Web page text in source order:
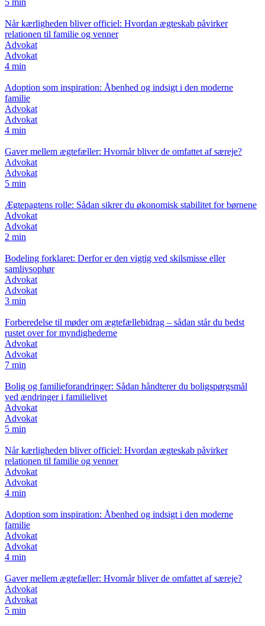
5 min
Når kærligheden bliver officiel: Hvordan ægteskab påvirker
relationen til familie og venner
Advokat
Advokat
4 min
Adoption som inspiration: Åbenhed og indsigt i den moderne
familie
Advokat
Advokat
4 min
Gaver mellem ægtefæller: Hvornår bliver de omfattet af særeje?
Advokat
Advokat
5 min
Ægtepagtens rolle: Sådan sikrer du økonomisk stabilitet for børnene
Advokat
Advokat
2 min
Bodeling forklaret: Derfor er den vigtig ved skilsmisse eller
samlivsophør
Advokat
Advokat
3 min
Forberedelse til møder om ægtefællebidrag – sådan står du bedst
rustet over for myndighederne
Advokat
Advokat
7 min
Bolig og familieforandringer: Sådan håndterer du boligspørgsmål
ved ændringer i familielivet
Advokat
Advokat
5 min
Når kærligheden bliver officiel: Hvordan ægteskab påvirker
relationen til familie og venner
Advokat
Advokat
4 min
Adoption som inspiration: Åbenhed og indsigt i den moderne
familie
Advokat
Advokat
4 min
Gaver mellem ægtefæller: Hvornår bliver de omfattet af særeje?
Advokat
Advokat
5 min